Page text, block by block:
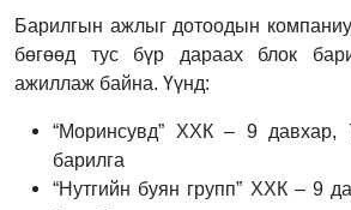
Барилгын ажлыг дотоодын
бөгөөд тус бүр дараах блок
ажиллаж байна. Үүнд:
“Моринсувд” ХХК – 9
барилга
“Нутгийн буян групп” ХХК – 9